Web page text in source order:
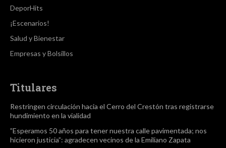
DeporHits
¡Escenarios!
Salud y Bienestar
Empresas y Bolsillos
Titulares
Restringen circulación hacia el Cerro del Crestón tras registrarse
hundimiento en la vialidad
”Esperamos 50 años para tener nuestra calle pavimentada; nos
hicieron justicia”: agradecen vecinos de la Emiliano Zapata